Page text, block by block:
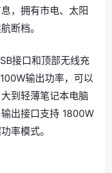
，拥有市电、太阳
断档。
接口和顶部无线充
输出功率，可以
到轻薄笔记本电脑
出接口支持 1800W
率模式。